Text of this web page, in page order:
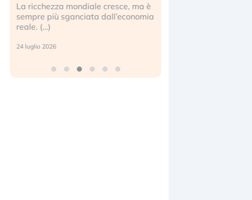
La ricchezza mondiale cresce, ma è
sempre più sganciata dall’economia
reale. (…)
24 luglio 2026